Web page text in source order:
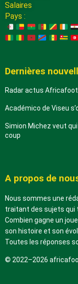
Salaires
Pays :
Dernières
Radar actus
Académico de Viseu
Simion Michez veut
coup
A propos de
Nous sommes une
traitant des sujets qui
Combien gagne un
son histoire et son
Toutes les réponses
© 2022–2026